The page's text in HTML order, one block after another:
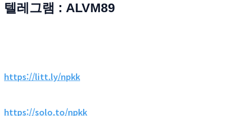
텔레그램 : ALVM89
https://litt.ly/npkk
https://solo.to/npkk